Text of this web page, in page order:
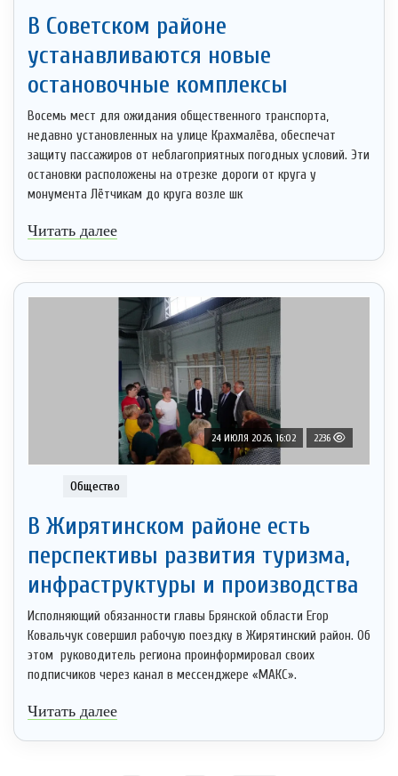
В Советском районе
устанавливаются новые
остановочные комплексы
Восемь мест для ожидания общественного транспорта,
недавно установленных на улице Крахмалёва, обеспечат
защиту пассажиров от неблагоприятных погодных условий. Эти
остановки расположены на отрезке дороги от круга у
монумента Лётчикам до круга возле шк
Читать далее
24 ИЮЛЯ 2026, 16:02 2236
Общество
В Жирятинском районе есть
перспективы развития туризма,
инфраструктуры и производства
Исполняющий обязанности главы Брянской области Егор
Ковальчук совершил рабочую поездку в Жирятинский район. Об
этом руководитель региона проинформировал своих
подписчиков через канал в мессенджере «МАКС».
Читать далее